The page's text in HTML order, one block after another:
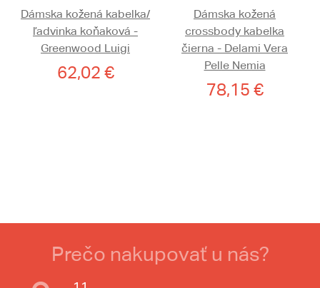
Dámska kožená kabelka/
ľadvinka koňaková -
Greenwood Luigi
62,02 €
Dámska kožená
crossbody kabelka
čierna - Delami Vera
Pelle Nemia
78,15 €
Prečo nakupovať u nás?